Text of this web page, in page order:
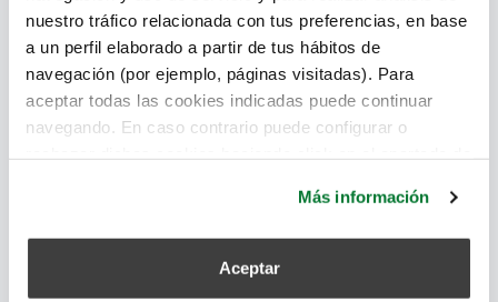
nuestro tráfico relacionada con tus preferencias, en base
a un perfil elaborado a partir de tus hábitos de
navegación (por ejemplo, páginas visitadas). Para
aceptar todas las cookies indicadas puede continuar
navegando. En caso contrario puede configurar o
Más información
Aceptar
manera sencilla de poder certificar la eficiencia de